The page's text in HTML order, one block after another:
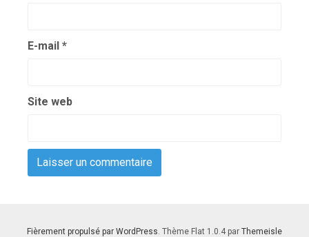
E-mail *
Site web
Fièrement propulsé par WordPress. Thème Flat 1.0.4 par Themeisle